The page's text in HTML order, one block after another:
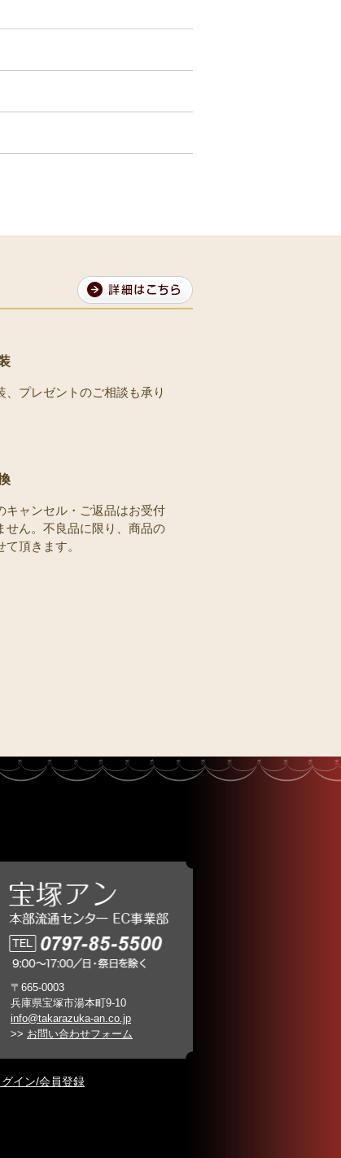
、プレゼントのご相談も承り
キャンセル・ご返品はお受付
せん。不良品に限り、商品の
頂きます。
〒665-0003
兵庫県宝塚市湯本町9-10
info@takarazuka-an.co.jp
>> お問い合わせフォーム
グイン/会員登録